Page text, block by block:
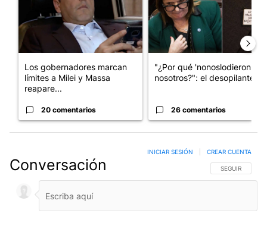
Los gobernadores marcan
límites a Milei y Massa
reapare...
20 comentarios
"¿Por qué 'nonoslodieron' a
nosotros?": el desopilante ...
26 comentarios
Conversación SIGA ESTA
SEGUIR
INICIAR SESIÓN CREAR CUENTA